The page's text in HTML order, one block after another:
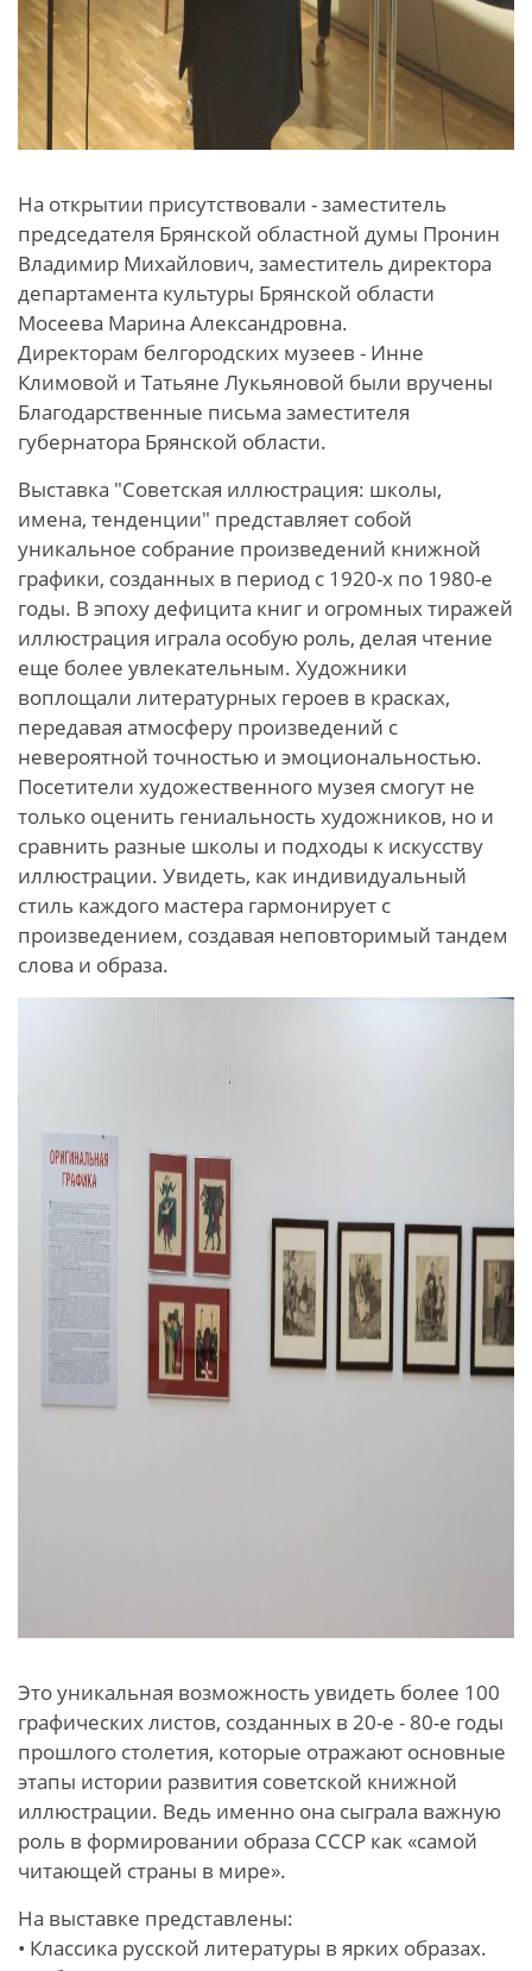
На открытии присутствовали - заместитель
председателя Брянской областной думы Пронин
Владимир Михайлович, заместитель директора
департамента культуры Брянской области
Мосеева Марина Александровна.
Директорам белгородских музеев - Инне
Климовой и Татьяне Лукьяновой были вручены
Благодарственные письма заместителя
губернатора Брянской области.
Выставка "Советская иллюстрация: школы,
имена, тенденции" представляет собой
уникальное собрание произведений книжной
графики, созданных в период с 1920-х по 1980-е
годы. В эпоху дефицита книг и огромных тиражей
иллюстрация играла особую роль, делая чтение
еще более увлекательным. Художники
воплощали литературных героев в красках,
передавая атмосферу произведений с
невероятной точностью и эмоциональностью.
Посетители художественного музея смогут не
только оценить гениальность художников, но и
сравнить разные школы и подходы к искусству
иллюстрации. Увидеть, как индивидуальный
стиль каждого мастера гармонирует с
произведением, создавая неповторимый тандем
слова и образа.
Это уникальная возможность увидеть более 100
графических листов, созданных в 20-е - 80-е годы
прошлого столетия, которые отражают основные
этапы истории развития советской книжной
иллюстрации. Ведь именно она сыграла важную
роль в формировании образа СССР как «самой
читающей страны в мире».
На выставке представлены:
• Классика русской литературы в ярких образах.